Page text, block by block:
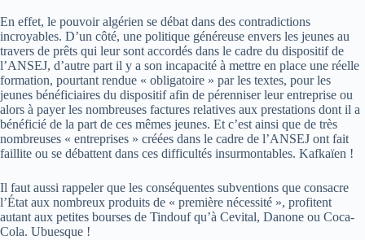
En effet, le pouvoir algérien se débat dans des contradictions
incroyables. D’un côté, une politique généreuse envers les jeunes au
travers de prêts qui leur sont accordés dans le cadre du dispositif de
l’ANSEJ, d’autre part il y a son incapacité à mettre en place une réelle
formation, pourtant rendue « obligatoire » par les textes, pour les
jeunes bénéficiaires du dispositif afin de pérenniser leur entreprise ou
alors à payer les nombreuses factures relatives aux prestations dont il a
bénéficié de la part de ces mêmes jeunes. Et c’est ainsi que de très
nombreuses « entreprises » créées dans le cadre de l’ANSEJ ont fait
faillite ou se débattent dans ces difficultés insurmontables. Kafkaïen !
Il faut aussi rappeler que les conséquentes subventions que consacre
l’État aux nombreux produits de « première nécessité », profitent
autant aux petites bourses de Tindouf qu’à Cevital, Danone ou Coca-
Cola. Ubuesque !